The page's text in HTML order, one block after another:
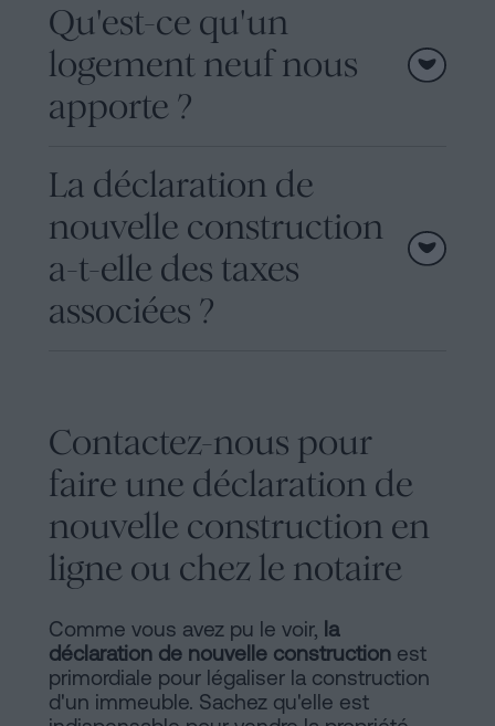
Qu'est-ce qu'un
logement neuf nous
apporte ?
La déclaration de
nouvelle construction
a-t-elle des taxes
associées ?
Contactez-nous pour
faire une déclaration de
nouvelle construction en
ligne ou chez le notaire
Comme vous avez pu le voir, la
déclaration de nouvelle construction est
primordiale pour légaliser la construction
d'un immeuble. Sachez qu'elle est